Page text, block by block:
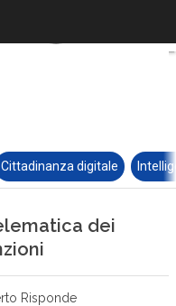
Cittadinanza digitale
dei
Risponde